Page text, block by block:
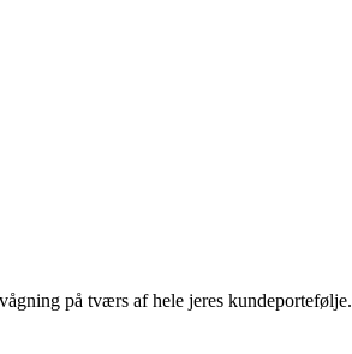
på tværs af hele jeres kundeportefølje.